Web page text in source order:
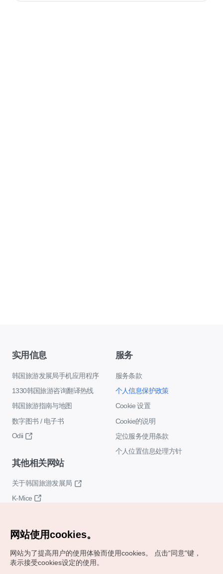
实用信息
韩国旅游发展局手机应用程序
1330韩国旅游咨询翻译热线
韩国旅游指南与地图
数字图书 / 电子书
Odii
服务
服务条款
个人信息保护政策
Cookie 设置
Cookie的说明
定位服务使用条款
个人位置信息处理方针
其他相关网站
关于韩国旅游发展局
K-Mice
网站使用cookies。
网站为了提高用户的使用体验而使用cookies。
点击“同意"键，
表示接受cookies设定的使用。